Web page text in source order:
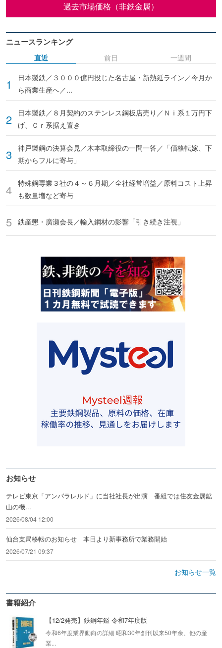
過去市場価格（非鉄金属）
ニュースランキング
直近
日本製鉄／３０００億円投じた名古屋・新熱延ライン／今月か
ら商業生産へ／...
日本製鉄／８月契約のステンレス鋼板店売り／Ｎｉ系１万円下
げ、Ｃｒ系据え置き
神戸製鋼の決算会見／木本取締役の一問一答／「価格転嫁、下
期からフルに寄与」
特殊鋼専業３社の４～６月期／全社経常増益／原料コスト上昇
も数量増など寄与
鉄産懇・廣瀬会長／輸入鋼材の影響「引き続き注視」
前日 一週間
お知らせ
テレビ東京「アンパラレルド」に当社社長が出演 番組では住友金属鉱
山の機...
2026/08/04 12:00
仙台支局移転のお知らせ 本日より新事務所で業務開始
2026/07/21 09:37
お知らせ一覧
書籍紹介
【12/2発売】鉄鋼年鑑 令和7年度版
令和6年度業界動向の詳細 昭和30年創刊以来50年余、他の産
業...